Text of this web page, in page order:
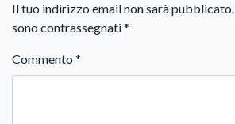
Il tuo indirizzo email non sarà pubblicato.
sono contrassegnati*
Commento *